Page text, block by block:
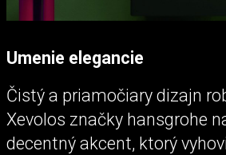
Umenie elegancie
Čistý a priamočiary dizajn
Xevolos značky hansgrohe
decentný akcent, ktorý